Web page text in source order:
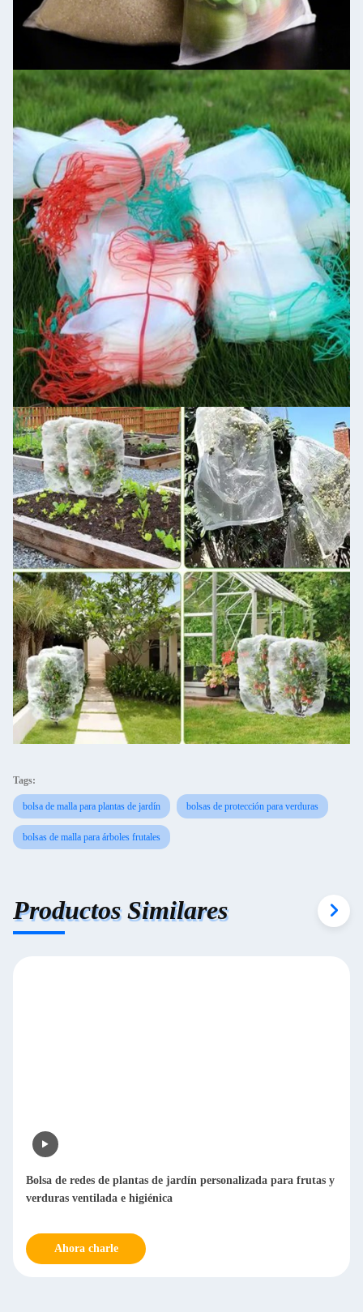
Tags:
bolsa de malla para plantas de jardín bolsas de protección para verduras
bolsas de malla para árboles frutales
Productos Similares
Bolsa de redes de plantas de jardín personalizada para frutas y
verduras ventilada e higiénica
Ahora charle